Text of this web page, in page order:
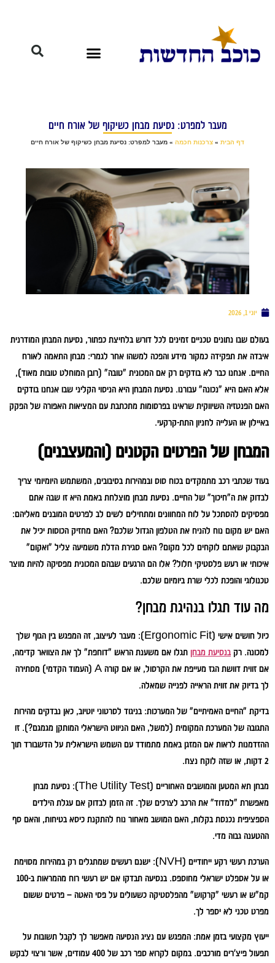
מעבר למפרט: נסיעת מבחן כשיקוף של אורח חיים
דף הבית » צרכנות חכמה » מעבר למפרט: נסיעת מבחן כשיקוף של אורח חיים
יוני 1, 2026
בעולם שבו נתונים טכניים זמינים לכל דורש בלחיצת כפתור, נסיעת המבחן המודרנית
איבדה את תפקידה כמקור מידע והפכה למשהו אחר לגמרי: מבחן התאמה לאורח
החיים. אנחנו כבר לא בודקים רק אם המכונית "טובה" (רובן המוחלט טובות מאוד),
אלא האם היא "נכונה" עבורנו. נסיעת המבחן היא הניסוי הקליני שבו אנחנו בודקים
האם הפנטזיה השיווקית שראינו בפרסומות מתכתבת עם המציאות האפורה של הפקק
באיילון או העלייה לחניון התת-קרקעי.
המבחן של הפרטים הקטנים (והמעצבנים)
בעוד שכתבי רכב מתמקדים בכוח סוס ובמהירות בסיבובים, המשתמש היומיומי צריך
לבדוק את ה"חיכוך" של החיים. נסיעת מבחן מוצלחת באמת היא זו שבה אתם
מפסיקים להסתכל על לוח המחוונים ומתחילים לשים לב לפרטים המובנים מאליהם:
האם יש מקום נוח להניח את הטלפון הגדול שלכם? האם מחזיק הכוסות יכיל את
הבקבוק שאתם לוקחים לכל מקום? האם סגירת הדלת משמיעה צליל "ואקום"
איכותי או רעש פלסטיקי חלול? אלו הם הרגעים שבהם המכונית מפסיקה להיות מוצר
טכנולוגי והופכת לכלי שרת ביומיום שלכם.
מה עוד תגלו בנהיגת מבחן?
כיול חושים אישי (Ergonomic Fit):
מעבר לעיצוב, זה המפגש בין הגוף שלך
למכונה. רק בנסיעת מבחן תגלו אם משענת הראש "דוחפת" לך את הצוואר קדימה,
אם זווית דוושת הגז מעייפת את הקרסול, או אם קורה A (העמוד הקדמי) מסתירה
לך בדיוק את זווית הראייה לפנייה שמאלה.
בדיקת "החיים האמיתיים" של המערכות: בניגוד לסרטוני יוטיוב, כאן נבדקים מהירות
התגובה של המערכת המקומית (למשל, האם הניווט הישראלי המותקן מגמגם?). זו
ההזדמנות לראות אם המזגן באמת מתמודד עם השמש הישראלית על הדשבורד תוך
2 דקות, או שזה לוקח נצח.
מבחן תא המטען והמושבים האחוריים (The Utility Test):
נסיעת מבחן
מאפשרת "למדוד" את הרכב לצרכים שלך. זה הזמן לבדוק אם עגלת הילדים
הספציפית נכנסת בקלות, האם המושב מאחור נוח להתקנת כיסא בטיחות, והאם סף
ההטענה גבוה מדי.
הערכת רעשי רקע ייחודיים (NVH):
ישנם רעשים שמתגלים רק במהירות מסוימת
או על אספלט ישראלי מחוספס. בנסיעה תבדקו אם יש רעשי רוח מהמראות ב-100
קמ"ש או רעשי "קרקוש" מהפלסטיקה כשעולים על פסי האטה – פרטים ששום
מפרט טכני לא יספר לך.
ייעוץ מקצועי בזמן אמת: המפגש עם נציג הנסיעה מאפשר לך לקבל תשובות על
תפעול פיצ'רים מורכבים. במקום לקרוא ספר רכב של 400 עמודים, אשר ורצוי לבקש